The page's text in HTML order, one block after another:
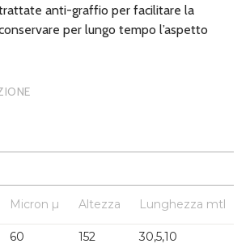
anti-graffio per facilitare la
per lungo tempo l’aspetto
Micron µ Altezza Lunghezza mtl
60 152 30,5,10